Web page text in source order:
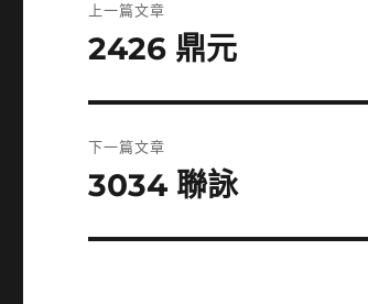
章
上一篇文章
上
篇
文
2426 鼎元
下一篇文章
下
篇
3034 聯詠